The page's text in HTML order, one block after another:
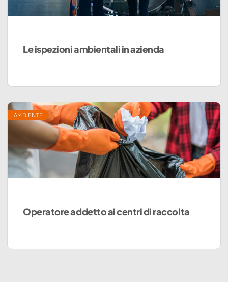
Le ispezioni ambientali in azienda
AMBIENTE
Operatore addetto ai centri di raccolta